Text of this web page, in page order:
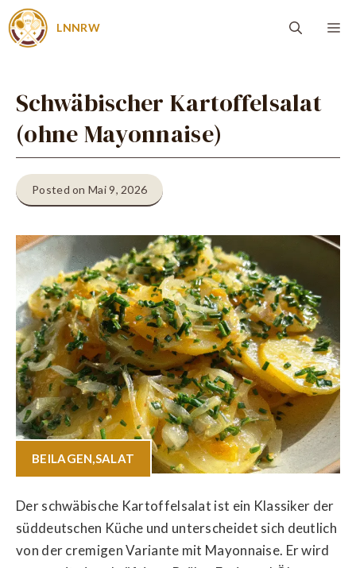
Zum
Inhalt
LNNRW
Schwäbischer Kartoffelsalat
(ohne Mayonnaise)
Posted on Mai 9, 2026
BEILAGEN,SALAT
Der schwäbische Kartoffelsalat ist ein Klassiker der
süddeutschen Küche und unterscheidet sich deutlich
von der cremigen Variante mit Mayonnaise. Er wird